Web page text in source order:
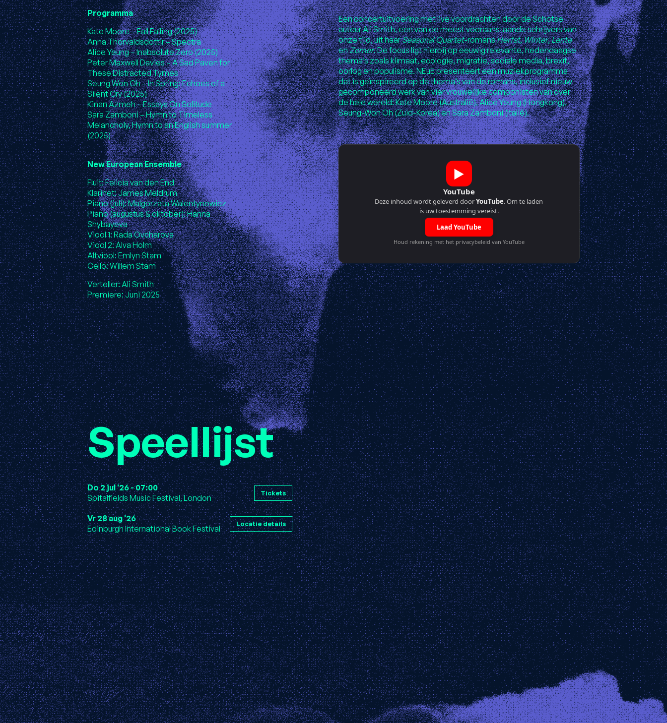
Programma
Kate Moore – Fall Falling (2025)
Anna Thorvaldsdottir – Spectra
Alice Yeung – Inabsolute Zero (2025)
Peter Maxwell Davies – A Sad Paven for
These Distracted Tymes
Seung Won Oh – In Spring: Echoes of a
Silent Cry (2025)
Kinan Azmeh – Essays On Solitude
Sara Zamboni – Hymn to Timeless
Melancholy, Hymn to an English summer
(2025)
New European Ensemble
Fluit: Felicia van den End
Klarinet: James Meldrum
Piano (juli): Malgorzata Walentynowicz
Piano (augustus & oktober): Hanna
Shybayeva
Viool 1: Rada Ovcharova
Viool 2: Alva Holm
Altviool: Emlyn Stam
Cello: Willem Stam
Verteller: Ali Smith
Premiere: Juni 2025
Een concertuitvoering met live voordrachten door de Schotse
auteur Ali Smith, een van de meest vooraanstaande schrijvers van
onze tijd, uit haarSeasonal Quartet-romansHerfst,Winter,Lente
enZomer. De focus ligt hierbij op eeuwig relevante, hedendaagse
thema’s zoals klimaat, ecologie, migratie, sociale media, brexit,
oorlog en populisme. NEuE presenteert een muziekprogramma
dat is geïnspireerd op de thema’s van de romans, inclusief nieuw
gecomponeerd werk van vier vrouwelijke componisten van over
de hele wereld: Kate Moore (Australië), Alice Yeung (Hongkong),
Seung-Won Oh (Zuid-Korea) en Sara Zamboni (Italië).
▶
YouTube
Deze inhoud wordt geleverd doorYouTube. Om te laden
is uw toestemming vereist.
Laad YouTube
Houd rekening met het privacybeleid van YouTube
Speellijst
Do 2 jul '26 - 07:00
Spitalfields Music Festival, London
Tickets
Vr 28 aug '26
Edinburgh International Book Festival
Locatie details